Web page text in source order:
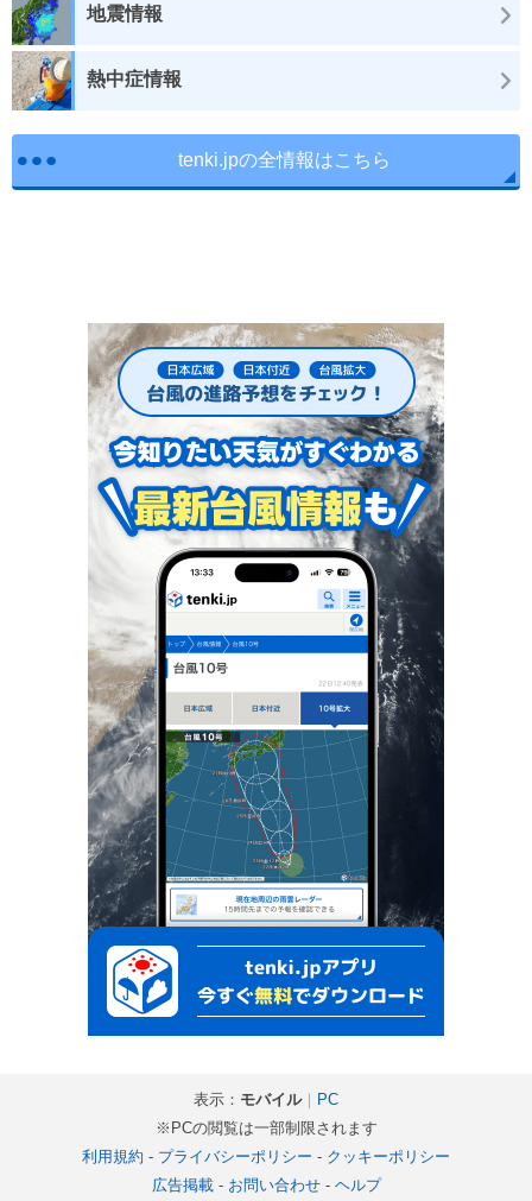
地震情報
熱中症情報
tenki.jpの全情報はこちら
表示： モバイル｜ PC
※PCの閲覧は一部制限されます
利用規約 - プライバシーポリシー - クッキーポリシー
広告掲載- お問い合わせ- ヘルプ